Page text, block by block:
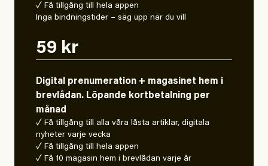
✓ Få tillgång till hela appen
Inga bindningstider – säg upp när du vill
59 kr
Digital prenumeration + magasinet hem i
brevlådan. Löpande kortbetalning per
månad
✓ Få tillgång till alla våra låsta artiklar, digitala
nyheter varje vecka
✓ Få tillgång till hela appen
✓ Få 10 magasin hem i brevlådan varje år